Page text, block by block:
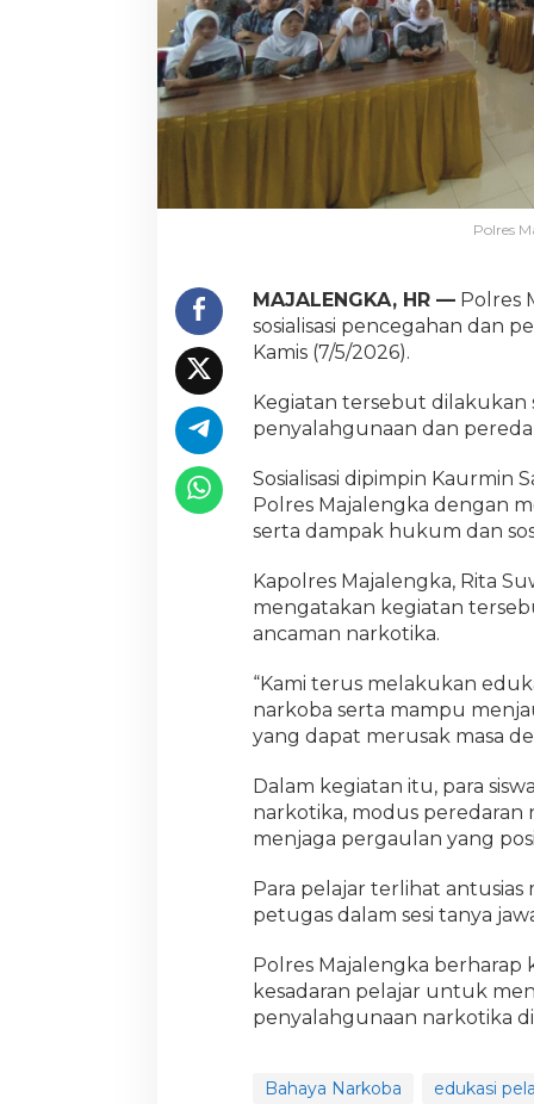
Polres
MAJALENGKA, HR —Polres
sosialisasi pencegahan dan
Kamis (7/5/2026).
Kegiatan tersebut
penyalahgunaan dan
Sosialisasi dipimpin Kaurmin
Polres Majalengka dengan
serta dampak hukum dan
Kapolres Majalengka, Rita
mengatakan kegiatan
ancaman narkotika.
“Kami terus melakukan
narkoba serta mampu
yang dapat merusak masa
Dalam kegiatan itu, para
narkotika, modus
menjaga pergaulan yang
Para pelajar terlihat
petugas dalam sesi tanya
Polres Majalengka
kesadaran pelajar untuk
penyalahgunaan narkotika
Bahaya Narkoba edukasi